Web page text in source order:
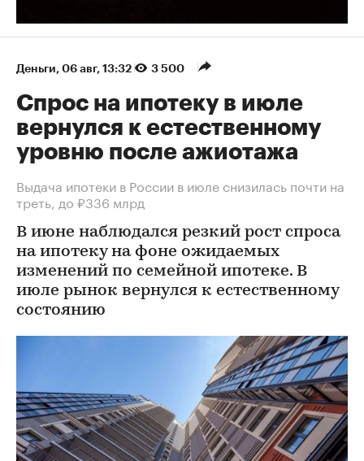
Деньги⁠, 06 авг, 13:32 3 500
Спрос на ипотеку в июле
вернулся к естественному
уровню после ажиотажа
Выдача ипотеки в России в июле снизилась почти на
треть, до ₽336 млрд
В июне наблюдался резкий рост спроса
на ипотеку на фоне ожидаемых
изменений по семейной ипотеке. В
июле рынок вернулся к естественному
состоянию